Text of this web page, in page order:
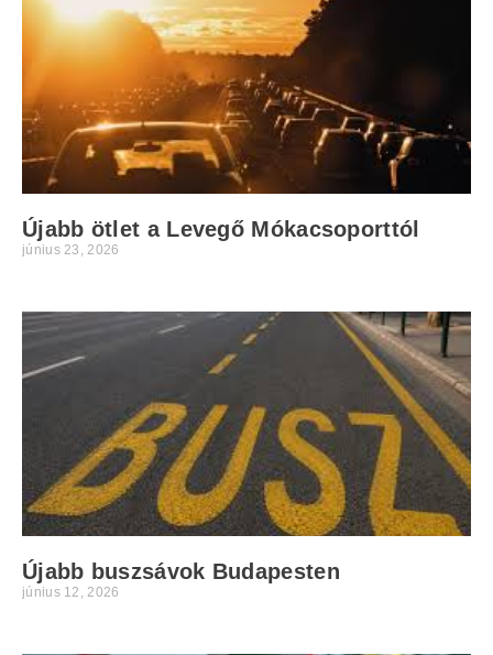
Újabb ötlet a Levegő Mókacsoporttól
június 23, 2026
Újabb buszsávok Budapesten
június 12, 2026